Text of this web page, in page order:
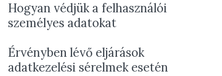
Hogyan védjük a felhasználói
személyes adatokat
Érvényben lévő eljárások
adatkezelési sérelmek esetén